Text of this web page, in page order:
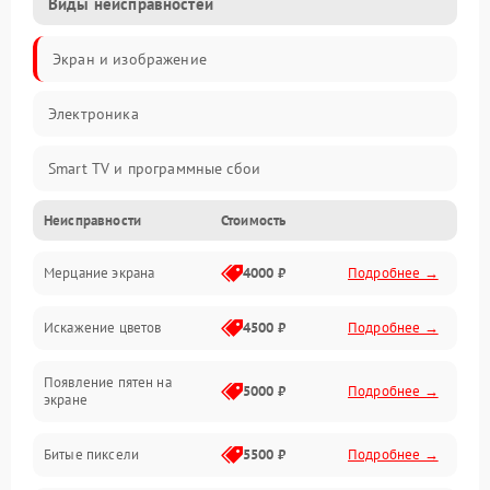
Экран и изображение
Электроника
Smart TV и программные сбои
Питание и запуск
Подсветка и LED-модули
Звук и аудиосистема
Сигнал и приём каналов
Неисправности Стоимость
Мерцание экрана 4000 ₽ Подробнее →
Искажение цветов 4500 ₽ Подробнее →
Появление пятен на
экране
5000 ₽ Подробнее →
Битые пиксели 5500 ₽ Подробнее →